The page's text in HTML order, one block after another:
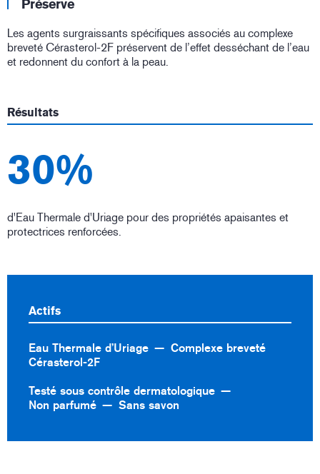
Préserve
Les agents surgraissants spécifiques associés au complexe
breveté Cérasterol-2F préservent de l’effet desséchant de l’eau
et redonnent du confort à la peau.
Résultats
30%
d'Eau Thermale d'Uriage pour des propriétés apaisantes et
protectrices renforcées.
Actifs
Eau Thermale d’Uriage
Complexe breveté
Cérasterol-2F
Testé sous contrôle dermatologique
Non parfumé
Sans savon